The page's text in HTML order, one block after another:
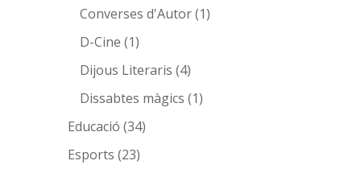
Converses d'Autor(1)
D-Cine (1)
Dijous Literaris (4)
Dissabtes màgics (1)
Educació (34)
Esports (23)